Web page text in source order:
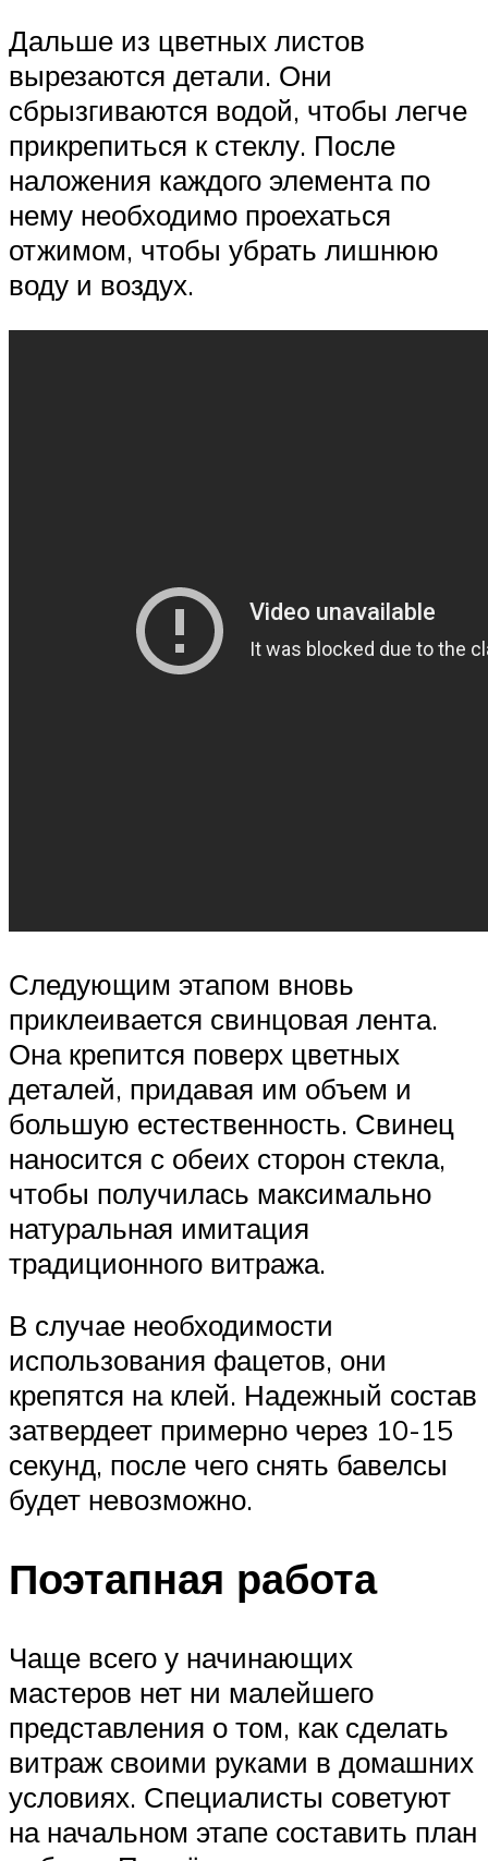
Дальше из цветных листов
вырезаются детали. Они
сбрызгиваются водой, чтобы легче
прикрепиться к стеклу. После
наложения каждого элемента по
нему необходимо проехаться
отжимом, чтобы убрать лишнюю
воду и воздух.
Следующим этапом вновь
приклеивается свинцовая лента.
Она крепится поверх цветных
деталей, придавая им объем и
большую естественность. Свинец
наносится с обеих сторон стекла,
чтобы получилась максимально
натуральная имитация
традиционного витража.
В случае необходимости
использования фацетов, они
крепятся на клей. Надежный состав
затвердеет примерно через 10-15
секунд, после чего снять бавелсы
будет невозможно.
Поэтапная работа
Чаще всего у начинающих
мастеров нет ни малейшего
представления о том, как сделать
витраж своими руками в домашних
условиях. Специалисты советуют
на начальном этапе составить план